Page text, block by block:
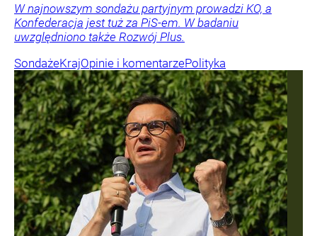
W najnowszym sondażu partyjnym prowadzi KO, a
Konfederacja jest tuż za PiS-em. W badaniu
uwzględniono także Rozwój Plus.
SondażeKrajOpinie i komentarzePolityka